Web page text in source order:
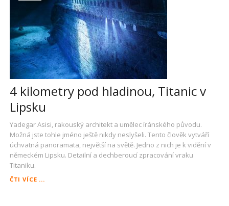
4 kilometry pod hladinou, Titanic v
Lipsku
Yadegar Asisi, rakouský architekt a umělec íránského původu.
Možná jste tohle jméno ještě nikdy neslyšeli. Tento člověk vytváří
úchvatná panoramata, největší na světě. Jedno z nich je k vidění v
německém Lipsku. Detailní a dechberoucí zpracování vraku
Titaniku.
ČTI VÍCE ...